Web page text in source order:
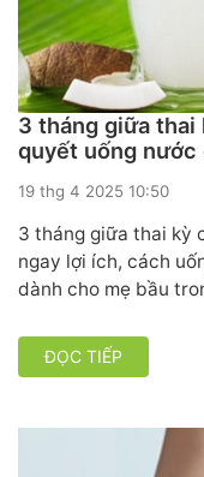
3 tháng giữa thai
quyết uống nước
19 thg 4 2025 10:50
3 tháng giữa thai kỳ
ngay lợi ích, cách
dành cho mẹ bầu
ĐỌC TIẾP